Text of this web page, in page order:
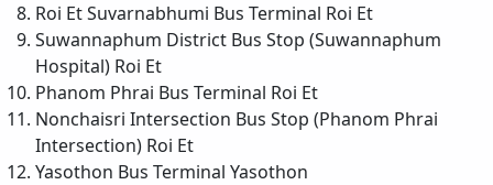
Roi Et Suvarnabhumi Bus Terminal Roi Et
Suwannaphum District Bus Stop (Suwannaphum
Hospital) Roi Et
Phanom Phrai Bus Terminal Roi Et
Nonchaisri Intersection Bus Stop (Phanom Phrai
Intersection) Roi Et
Yasothon Bus Terminal Yasothon